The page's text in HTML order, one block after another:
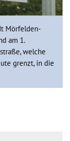
Mörfelden-
am 1.
welche
grenzt, in die